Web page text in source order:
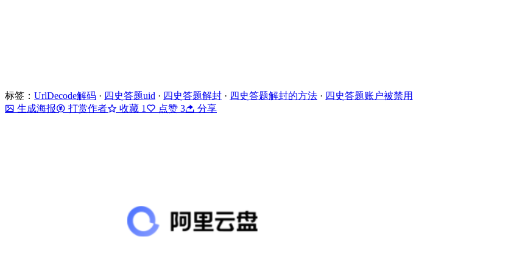
标签： UrlDecode解码 · 四史答题uid · 四史答题解封 · 四史答题解封的方法 · 四史答题账户被禁用
生成海报
打赏作者 收藏 1 点赞 3 分享